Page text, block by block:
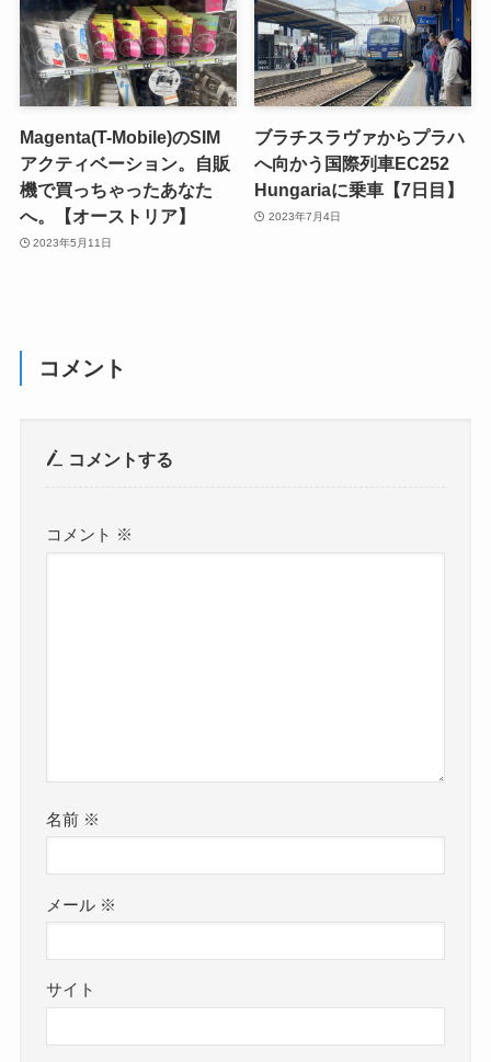
Magenta(T-Mobile)のSIM
アクティベーション。自販
機で買っちゃったあなた
へ。【オーストリア】
2023年5月11日
ブラチスラヴァからプラハ
へ向かう国際列車EC252
Hungariaに乗車【7日目】
2023年7月4日
コメント
コメントする
コメント ※
名前 ※
メール ※
サイト